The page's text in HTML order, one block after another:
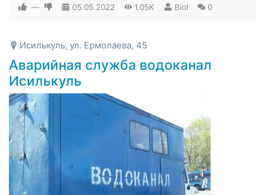
— 05.05.2022 1.05K Biol 0
Исилькуль, ул. Ермолаева, 45
Аварийная служба водоканал
Исилькуль